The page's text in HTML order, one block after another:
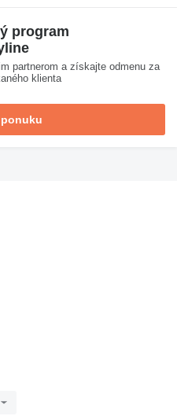
program
partnerom a získajte odmenu za
klienta